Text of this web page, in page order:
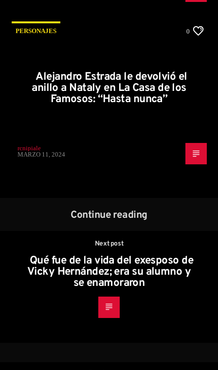
PERSONAJES 0
Alejandro Estrada le devolvió el
anillo a Nataly en La Casa de los
Famosos: “Hasta nunca”
rcnipiale
MARZO 11, 2024
Continue reading
Next post
Qué fue de la vida del exesposo de
Vicky Hernández; era su alumno y
se enamoraron